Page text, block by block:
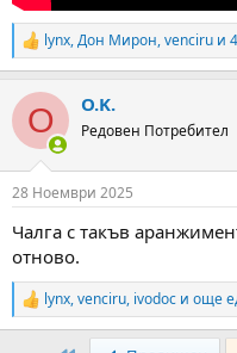
R
e
c
i
s
lynx,Дон Мирон,venciru и
O O.K.
Редовен Потребител
28 Ноември 2025
Чалга с такъв
отново.
R
e
lynx,venciru, ivodoc и още